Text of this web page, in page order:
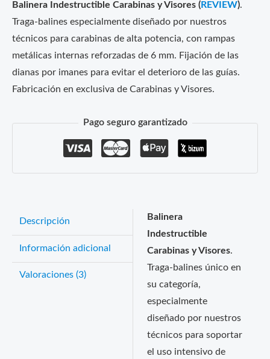
Balinera Indestructible Carabinas y Visores ( REVIEW).
Traga-balines especialmente diseñado por nuestros
técnicos para carabinas de alta potencia, con rampas
metálicas internas reforzadas de 6 mm. Fijación de las
dianas por imanes para evitar el deterioro de las guías.
Fabricación en exclusiva de Carabinas y Visores.
Pago seguro garantizado
Descripción
Información adicional
Valoraciones (3)
Balinera
Indestructible
Carabinas y Visores.
Traga-balines único en
su categoría,
especialmente
diseñado por nuestros
técnicos para soportar
el uso intensivo de